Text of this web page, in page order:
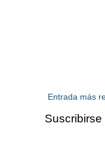
Entrada más